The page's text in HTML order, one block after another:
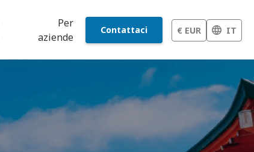
Per
aziende
Contattaci € EUR IT